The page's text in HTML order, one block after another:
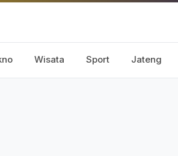
Wisata Sport Jateng